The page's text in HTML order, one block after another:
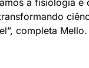
a fisiologia e
completa Mello.